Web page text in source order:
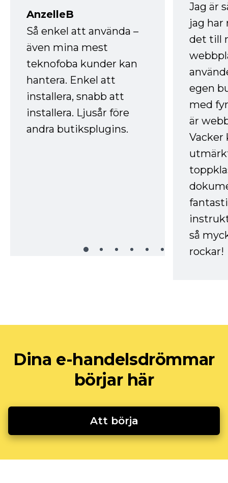
AnzelleB
Så enkel att använda –
även mina mest
teknofoba kunder kan
hantera. Enkel att
installera, snabb att
installera. Ljusår före
andra butiksplugins.
Jag är
jag
det till
egen
med
är
Vacker
så
rockar!
Dina e-handelsdrömmar
börjar här
Att börja